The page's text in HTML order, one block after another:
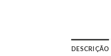
DESCRIÇÃO